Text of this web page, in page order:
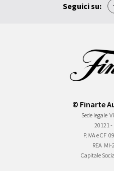
Seguici su:
© Finarte
Sede legale
20121
P.IVA e CF
REA MI-
Capitale